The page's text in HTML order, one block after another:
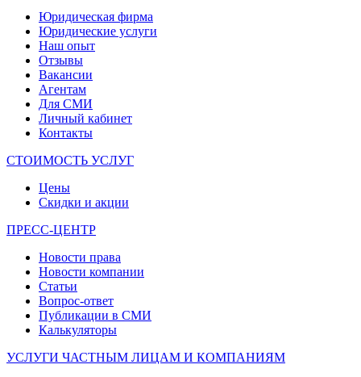
Юридическая фирма
Юридические услуги
Наш опыт
Отзывы
Вакансии
Агентам
Для СМИ
Личный кабинет
Контакты
СТОИМОСТЬ УСЛУГ
Цены
Скидки и акции
ПРЕСС-ЦЕНТР
Новости права
Новости компании
Статьи
Вопрос-ответ
Публикации в СМИ
Калькуляторы
УСЛУГИ ЧАСТНЫМ ЛИЦАМ И КОМПАНИЯМ